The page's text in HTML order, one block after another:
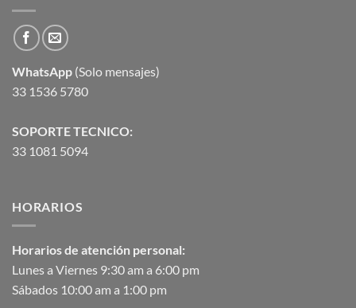
WhatsApp (Solo mensajes)
33 1536 5780
SOPORTE TECNICO:
33 1081 5094
HORARIOS
Horarios de atención personal:
Lunes a Viernes 9:30 am a 6:00 pm
Sábados 10:00 am a 1:00 pm